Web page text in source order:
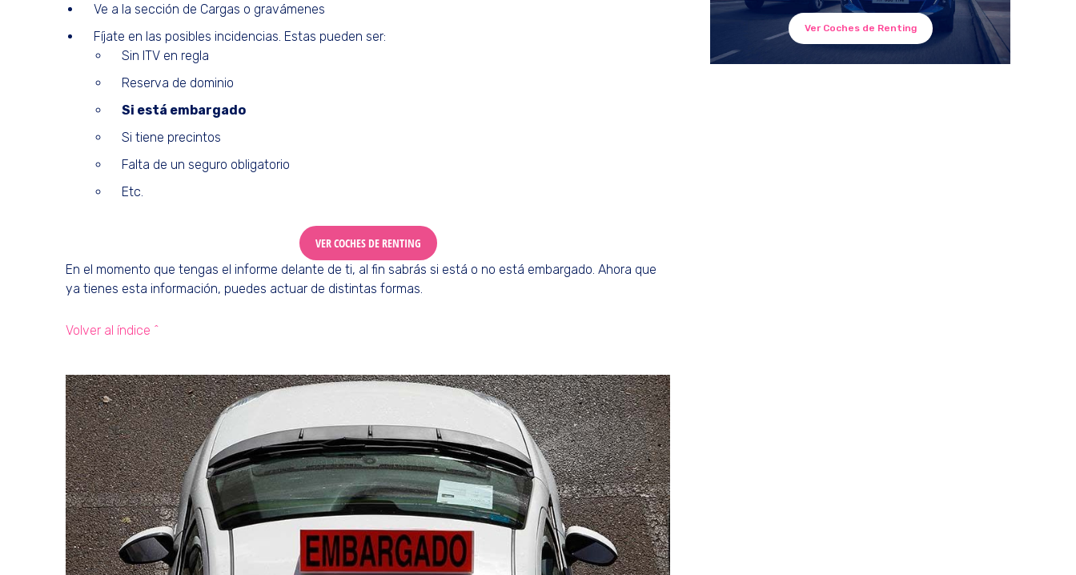
Ve a la sección de Cargas o gravámenes
Fíjate en las posibles incidencias. Estas pueden ser:
Sin ITV en regla
Reserva de dominio
Si está embargado
Si tiene precintos
Falta de un seguro obligatorio
Etc.
VER COCHES DE RENTING
En el momento que tengas el informe delante de ti, al fin sabrás si está o no está embargado. Ahora que
ya tienes esta información, puedes actuar de distintas formas.
Volver al índice ^
Ver Coches de Renting